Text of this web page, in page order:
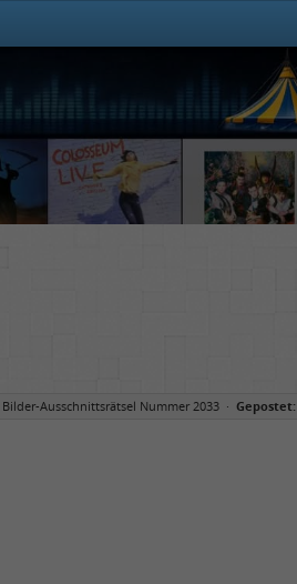
Bilder-Ausschnittsrätsel Nummer 2033 · Gepostet: